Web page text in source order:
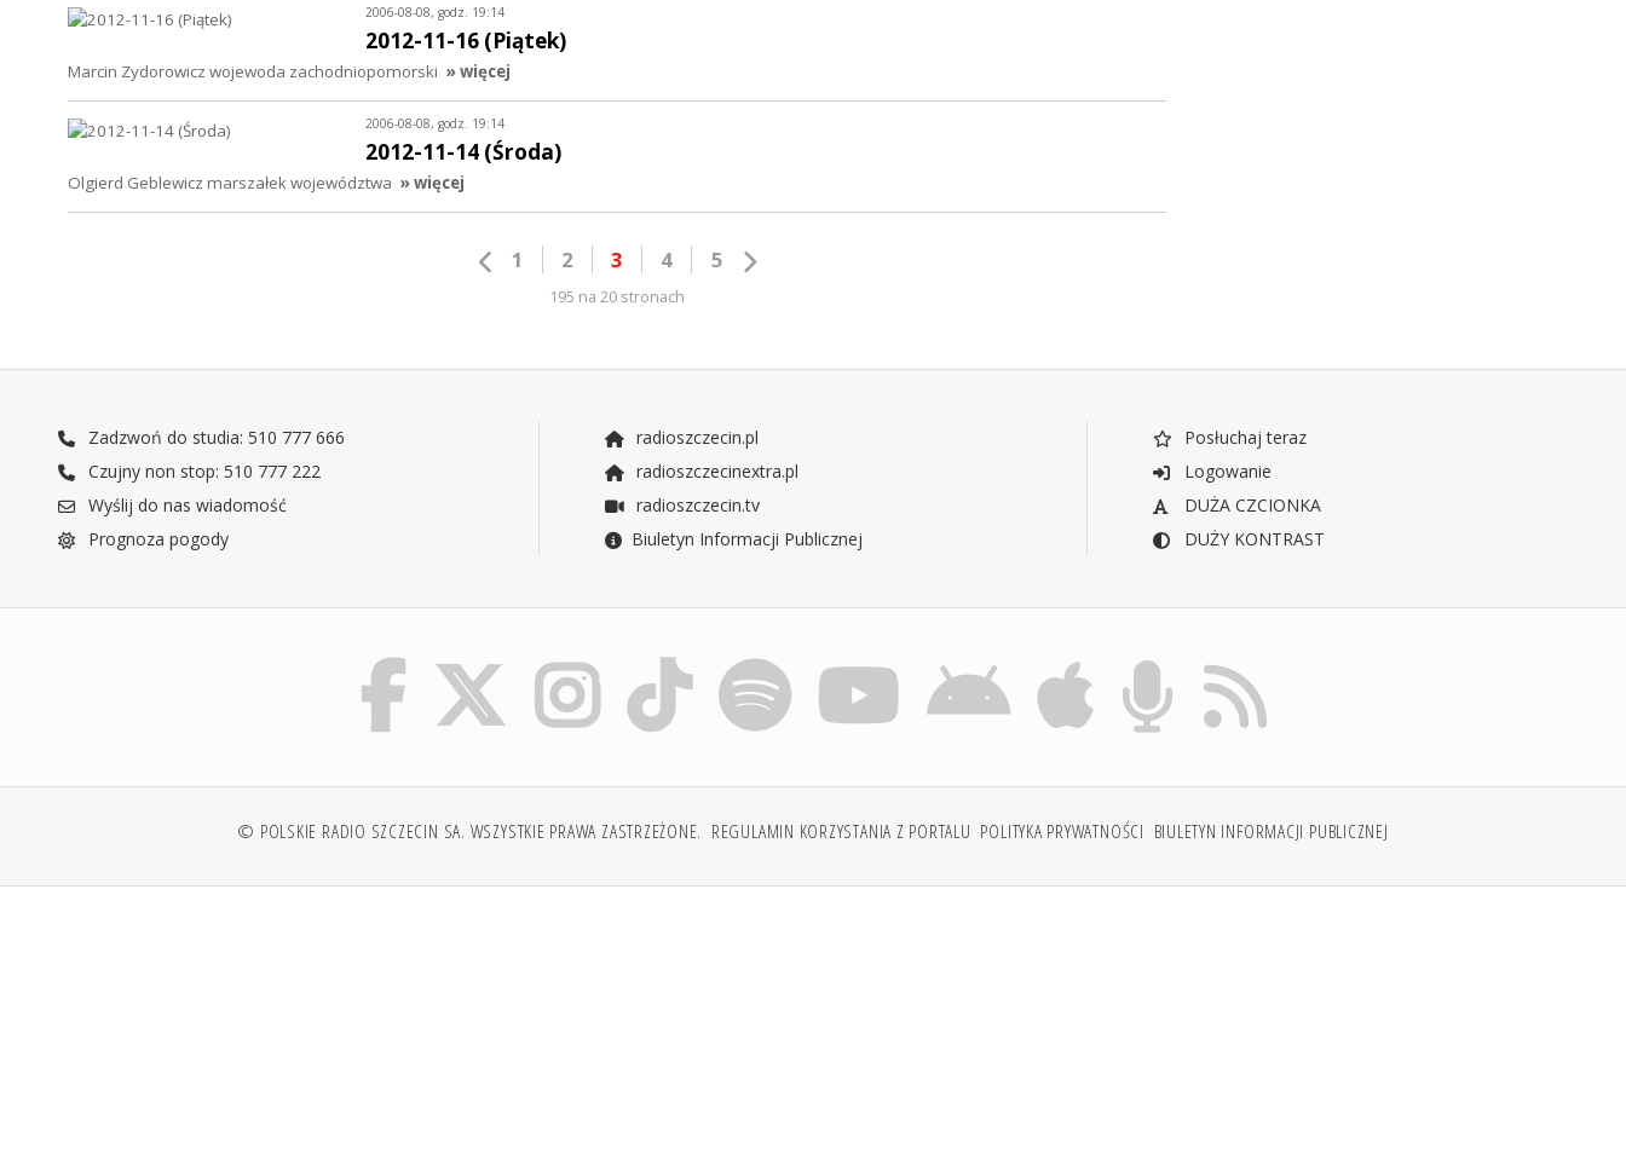
2006-08-08, godz. 19:14
2012-11-16 (Piątek)
Marcin Zydorowicz wojewoda zachodniopomorski » więcej
2006-08-08, godz. 19:14
2012-11-14 (Środa)
Olgierd Geblewicz marszałek województwa » więcej
1 2 3 4 5
195 na 20 stronach
Zadzwoń do studia: 510 777 666
Czujny non stop: 510 777 222
Wyślij do nas wiadomość
Prognoza pogody
radioszczecin.pl
radioszczecinextra.pl
radioszczecin.tv
Biuletyn Informacji Publicznej
Posłuchaj teraz
Logowanie
DUŻA CZCIONKA
DUŻY KONTRAST
© POLSKIE RADIO SZCZECIN SA. WSZYSTKIE PRAWA ZASTRZEŻONE. REGULAMIN KORZYSTANIA Z PORTALU POLITYKA PRYWATNOŚCI BIULETYN INFORMACJI PUBLICZNEJ